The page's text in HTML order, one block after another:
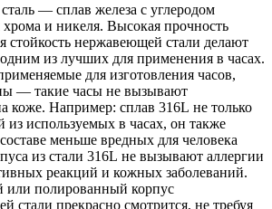
— сплав железа с углеродом
хрома и никеля. Высокая прочность
стойкость нержавеющей стали делают
из лучших для применения в часах.
для изготовления часов,
— такие часы не вызывают
коже. Например: сплав 316L не только
из используемых в часах, он также
меньше вредных для человека
из стали 316L не вызывают аллергии
реакций и кожных заболеваний.
полированный корпус
стали прекрасно смотрится, не требуя